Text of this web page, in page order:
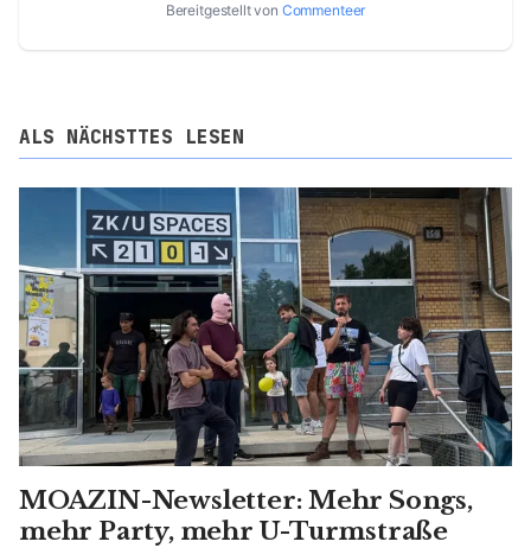
Bereitgestellt von Commenteer
ALS NÄCHSTTES LESEN
MOAZIN-Newsletter: Mehr Songs,
mehr Party, mehr U-Turmstraße